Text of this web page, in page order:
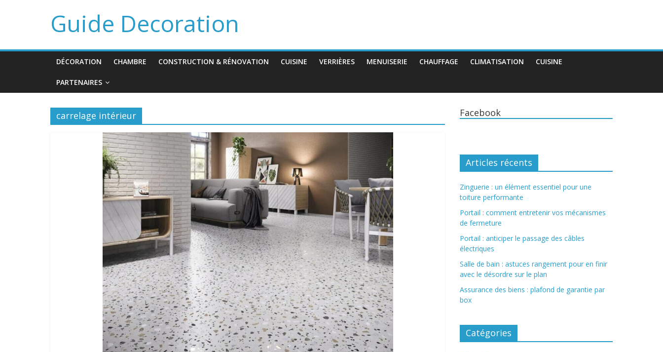
Guide Decoration
DÉCORATION CHAMBRE CONSTRUCTION & RÉNOVATION CUISINE VERRIÈRES MENUISERIE CHAUFFAGE CLIMATISATION CUISINE
PARTENAIRES
carrelage intérieur Facebook
Articles récents
Zinguerie : un élément essentiel pour une
toiture performante
Portail : comment entretenir vos mécanismes
de fermeture
Portail : anticiper le passage des câbles
électriques
Salle de bain : astuces rangement pour en finir
avec le désordre sur le plan
Assurance des biens : plafond de garantie par
box
Catégories